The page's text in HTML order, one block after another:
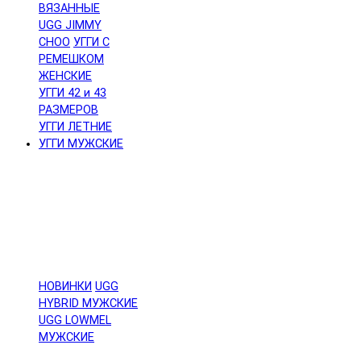
ВЯЗАННЫЕ
UGG JIMMY
CHOO УГГИ С
РЕМЕШКОМ
ЖЕНСКИЕ
УГГИ 42 и 43
РАЗМЕРОВ
УГГИ ЛЕТНИЕ
УГГИ МУЖСКИЕ
НОВИНКИ UGG
HYBRID МУЖСКИЕ
UGG LOWMEL
МУЖСКИЕ